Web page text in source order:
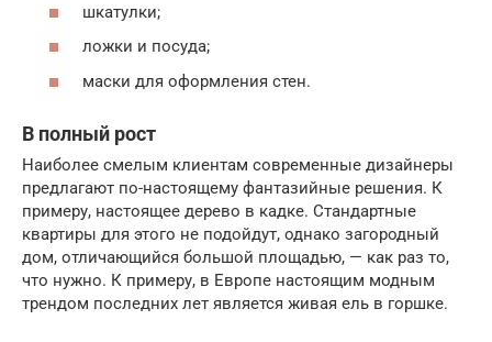
шкатулки;
ложки и посуда;
маски для оформления стен.
В полный рост
Наиболее смелым клиентам современные дизайнеры
предлагают по-настоящему фантазийные решения. К
примеру, настоящее дерево в кадке. Стандартные
квартиры для этого не подойдут, однако загородный
дом, отличающийся большой площадью, — как раз то,
что нужно. К примеру, в Европе настоящим модным
трендом последних лет является живая ель в горшке.